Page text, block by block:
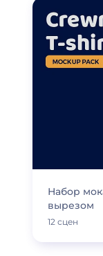
Набор
вырезом
12 сцен